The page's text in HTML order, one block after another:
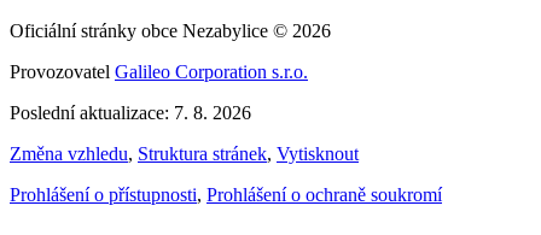
Oficiální stránky obce Nezabylice © 2026
Provozovatel Galileo Corporation s.r.o.
Poslední aktualizace: 7. 8. 2026
Změna vzhledu, Struktura stránek, Vytisknout
Prohlášení o přístupnosti, Prohlášení o ochraně soukromí